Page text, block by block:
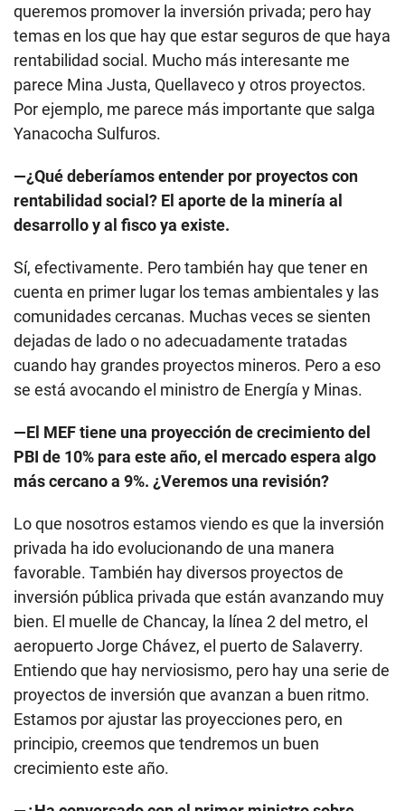
queremos promover la inversión privada; pero hay
temas en los que hay que estar seguros de que haya
rentabilidad social. Mucho más interesante me
parece Mina Justa, Quellaveco y otros proyectos.
Por ejemplo, me parece más importante que salga
Yanacocha Sulfuros.
—¿Qué deberíamos entender por proyectos con
rentabilidad social? El aporte de la minería al
desarrollo y al fisco ya existe.
Sí, efectivamente. Pero también hay que tener en
cuenta en primer lugar los temas ambientales y las
comunidades cercanas. Muchas veces se sienten
dejadas de lado o no adecuadamente tratadas
cuando hay grandes proyectos mineros. Pero a eso
se está avocando el ministro de Energía y Minas.
—El MEF tiene una proyección de crecimiento del
PBI de 10% para este año, el mercado espera algo
más cercano a 9%. ¿Veremos una revisión?
Lo que nosotros estamos viendo es que la inversión
privada ha ido evolucionando de una manera
favorable. También hay diversos proyectos de
inversión pública privada que están avanzando muy
bien. El muelle de Chancay, la línea 2 del metro, el
aeropuerto Jorge Chávez, el puerto de Salaverry.
Entiendo que hay nerviosismo, pero hay una serie de
proyectos de inversión que avanzan a buen ritmo.
Estamos por ajustar las proyecciones pero, en
principio, creemos que tendremos un buen
crecimiento este año.